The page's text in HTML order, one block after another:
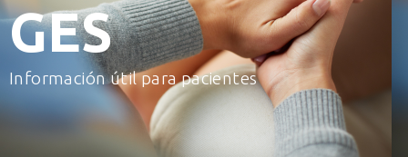
GES
Información útil para pacientes​